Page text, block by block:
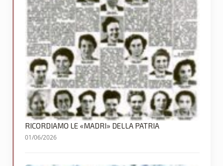
RICORDIAMO LE «MADRI» DELLA PATRIA
01/06/2026